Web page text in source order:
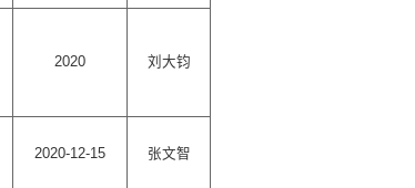
2020 刘大钧
2020-12-15 张文智